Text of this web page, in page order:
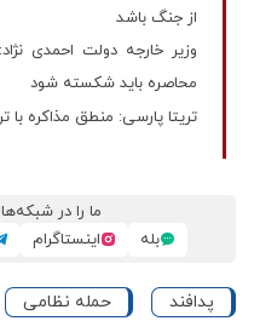
از جنگ باشد
وزیر خارجه دولت احمدی
محاصره باید شکسته شود
تریتا پارسی: منطق مذاکره
ما را در
بله
اینستاگرام
پدافند حمله نظامی